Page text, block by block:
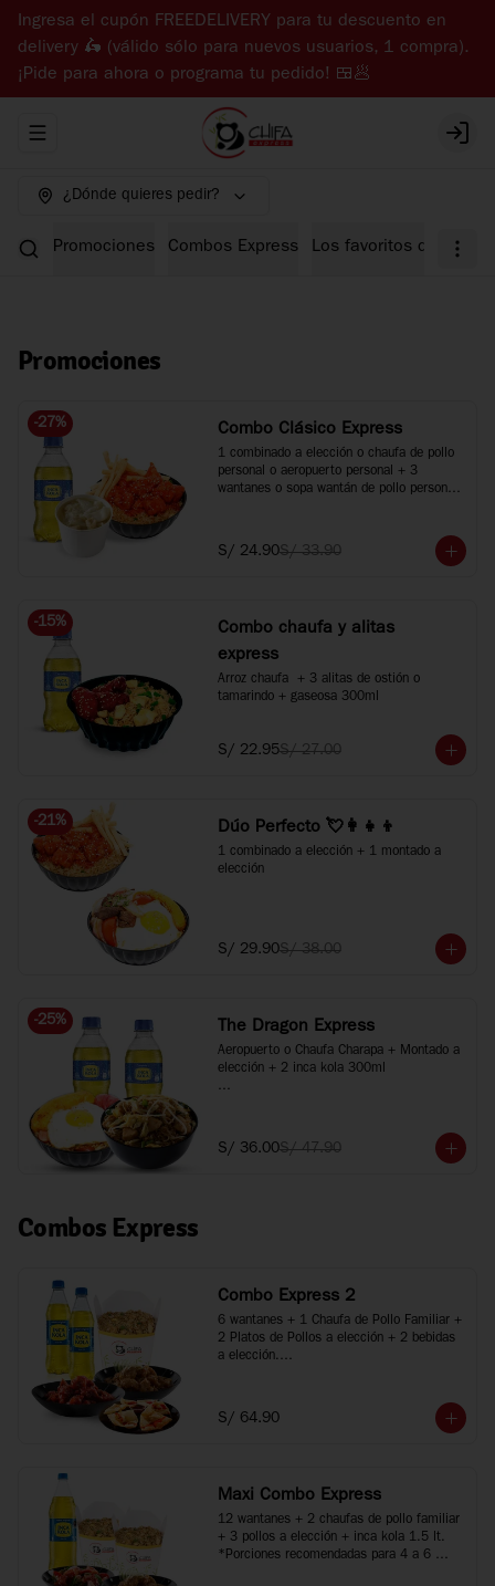
Ingresa el cupón FREEDELIVERY para tu descuento en
delivery 🛵 (válido sólo para nuevos usuarios, 1 compra).
¡Pide para ahora o programa tu pedido! 🍱🥟
Abrir menu de navegación Login
¿Dónde quieres pedir?
Promociones Combos Express Los favoritos de Chifa
Promociones
-27% Combo Clásico Express
1 combinado a elección o chaufa de pollo
personal o aeropuerto personal + 3
wantanes o sopa wantán de pollo personal
S/ 24.90S/ 33.90
-15%
Combo chaufa y alitas
express
Arroz chaufa  + 3 alitas de ostión o
tamarindo + gaseosa 300ml
S/ 22.95S/ 27.00
-21% Dúo Perfecto 💘👩‍👧‍👦
1 combinado a elección + 1 montado a
elección
S/ 29.90S/ 38.00
-25% The Dragon Express
Aeropuerto o Chaufa Charapa + Montado a
elección + 2 inca kola 300ml
S/ 36.00S/ 47.90
Combos Express
Combo Express 2
6 wantanes + 1 Chaufa de Pollo Familiar +
2 Platos de Pollos a elección + 2 bebidas
a elección.
*Imágenes referenciales
S/ 64.90
Maxi Combo Express
12 wantanes + 2 chaufas de pollo familiar
+ 3 pollos a elección + inca kola 1.5 lt.
*Porciones recomendadas para 4 a 6